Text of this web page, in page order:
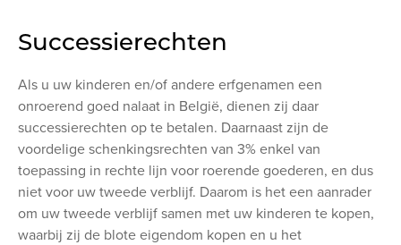
Successierechten
Als u uw kinderen en/of andere erfgenamen een
onroerend goed nalaat in België, dienen zij daar
successierechten op te betalen. Daarnaast zijn de
voordelige schenkingsrechten van 3% enkel van
toepassing in rechte lijn voor roerende goederen, en dus
niet voor uw tweede verblijf. Daarom is het een aanrader
om uw tweede verblijf samen met uw kinderen te kopen,
waarbij zij de blote eigendom kopen en u het